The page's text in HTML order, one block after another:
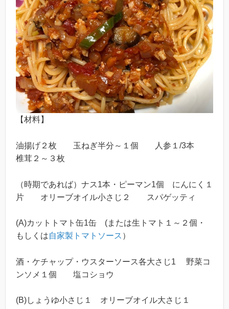
【材料】
油揚げ２枚 玉ねぎ半分～１個 人参１/3本
椎茸２～３枚
（時期であれば）ナス1本・ピーマン1個 にんにく１
片 オリーブオイル小さじ２ スパゲッティ
(A)カットトマト缶1缶 (または生トマト１～２個・
もしくは自家製トマトソース ）
酒・ケチャップ・ウスターソース各大さじ1 野菜コ
ンソメ１個 塩コショウ
(B)しょうゆ小さじ１ オリーブオイル大さじ１